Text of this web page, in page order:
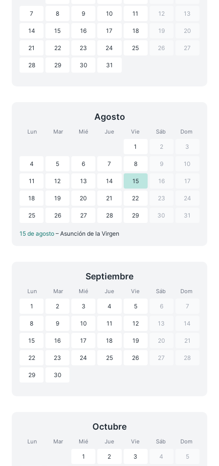
7 8 9 10 11 12 13
14 15 16 17 18 19 20
21 22 23 24 25 26 27
28 29 30 31
Agosto
Lun Mar Mié Jue Vie Sáb Dom
1 2 3
4 5 6 7 8 9 10
11 12 13 14 15 16 17
18 19 20 21 22 23 24
25 26 27 28 29 30 31
15 de agosto – Asunción de la Virgen
Septiembre
Lun Mar Mié Jue Vie Sáb Dom
1 2 3 4 5 6 7
8 9 10 11 12 13 14
15 16 17 18 19 20 21
22 23 24 25 26 27 28
29 30
Octubre
Lun Mar Mié Jue Vie Sáb Dom
1 2 3 4 5